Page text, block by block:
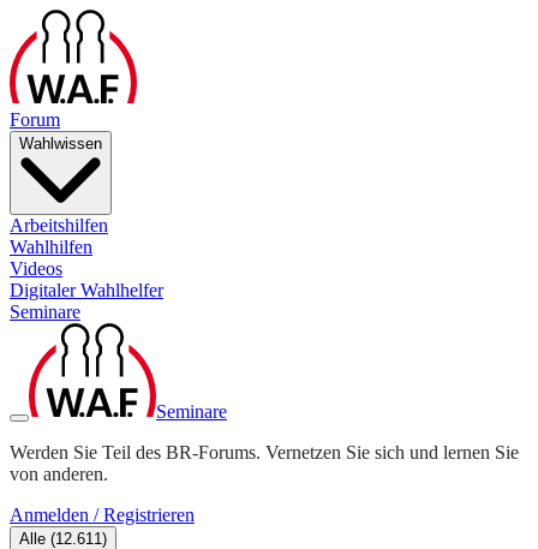
Forum
Wahlwissen
Arbeitshilfen
Wahlhilfen
Videos
Digitaler Wahlhelfer
Seminare
Seminare
Werden Sie Teil des BR-Forums. Vernetzen Sie sich und lernen Sie
von anderen.
Anmelden / Registrieren
Alle (12.611)